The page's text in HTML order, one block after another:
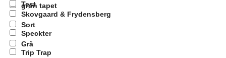
grøn tapet
Sort
Grå
Test
Skovgaard & Frydensberg
Speckter
Trip Trap